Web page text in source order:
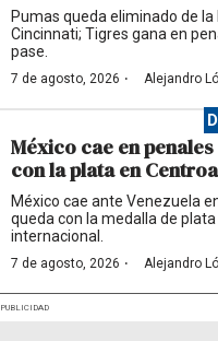
Pumas queda eliminado de
Cincinnati; Tigres gana en
pase.
7 de agosto, 2026 · Alejandro
México cae en
con la plata en
México cae ante Venezuela
queda con la medalla de
internacional.
7 de agosto, 2026 · Alejandro
PUBLICIDAD